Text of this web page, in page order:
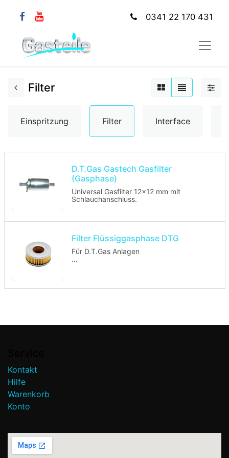
0341 22 170 431
Filter
Einspritzung Filter Interface
D.T.Gas Gastech Gasfilter
(Gasphase)
Universal Gasfilter 12x12 mm mit
Schlauchanschluss.
Filter Flüssiggasphase DTG
Für D.T.Gas Anlagen
Kontakt
Hilfe
Warenkorb
Konto